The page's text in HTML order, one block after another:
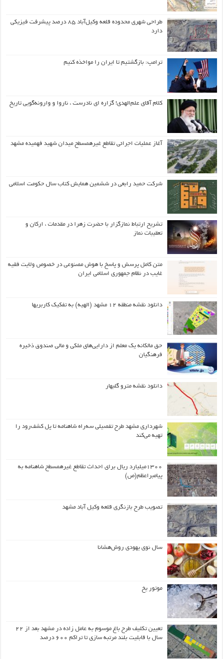
طراحی شهری محدوده قلعه وکیل‌آباد ۸۵ درصد پیشرفت فیزیکی
دارد
ترامپ: بازگشتیم تا ایران را مواخذه کنیم
کلام آقای علم‌الهدی! گزاره ای نادرست ، ناروا و وارونه‌گویی تاریخ
آغاز عملیات اجرائی تقاطع غیرهمسطح میدان شهید فهمیده مشهد
شرکت حمید رابعی در ششمین همایش کتاب سال حکومت اسلامی
تشریح ارتباط نمازگزار با حضرت زهرا در مقدمات ، ارکان و
تعقیبات نماز
متن کامل پرسش و پاسخ با هوش مصنوعی در خصوص ولایت فقیه
غایب در نظام جمهوری اسلامی ایران
دانلود نقشه منطقه ۱۲ مشهد (الهیه) به تفکیک کاربریها
حق مالکانه یک معلم از دارایی‌های ملکی و مالی صندوق ذخیره
فرهنگیان
دانلود نقشه مترو گلبهار
شهرداری مشهد طرح تفصیلی سه‌راه شاهنامه تا پل کشف‌رود را
تهیه می‌کند
۱۳۰۰میلیارد ریال برای احداث تقاطع غیرهمسطح شاهنامه به
پیامبراعظم(ص)
تصویب طرح بازنگری قلعه وکیل آباد مشهد
سال نوی یهودی روش‌هشانا
موتور یخ
تعیین تکلیف طرح باغ موسوم به عامل زاده در مشهد بعد از ۲۲
سال با قابلیت بلند مرتبه سازی تا تراکم ۶۰۰ درصد